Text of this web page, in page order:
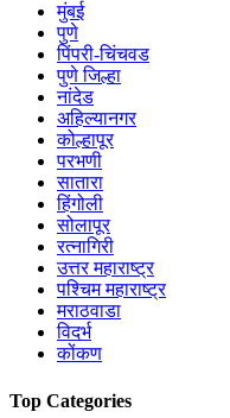
मुंबई
पुणे
पिंपरी-चिंचवड
पुणे जिल्हा
नांदेड
अहिल्यानगर
कोल्हापूर
परभणी
सातारा
हिंगोली
सोलापूर
रत्नागिरी
उत्तर महाराष्ट्र
पश्चिम महाराष्ट्र
मराठवाडा
विदर्भ
कोंकण
Top Categories